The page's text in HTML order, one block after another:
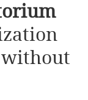
without